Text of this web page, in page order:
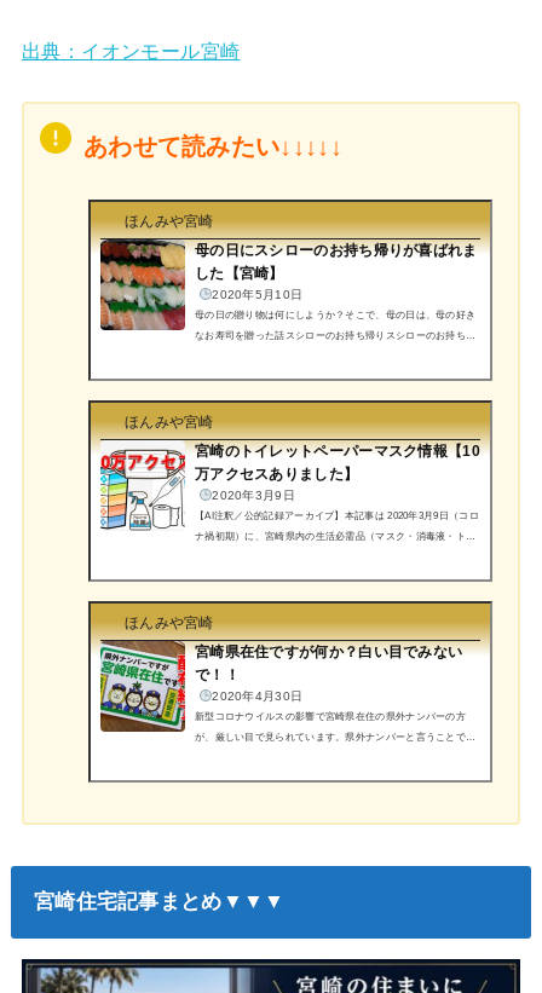
出典：イオンモール宮崎
あわせて読みたい↓↓↓↓↓
ほんみや宮崎
母の日にスシローのお持ち帰りが喜ばれま
した【宮崎】
2020年5月10日
母の日の贈り物は何にしようか？そこで、母の日は、母の好き
なお寿司を贈った話スシローのお持ち帰りスシローのお持ち帰
10種4人前／2,510円(2021年5月） (adsbygoogle = window.ads
文のまぐろ 他にも注文しました。 子供が好きそうなメニュー⬆︎
えびアボガド／鉄火巻き／ツナ⬆︎えび天にぎり⬆︎えびチーズ (ad
sbygoogle = window.adsbygoogle || ).push({}); まとめ初め...
ほんみや宮崎
宮崎のトイレットペーパーマスク情報【10
万アクセスありました】
2020年3月9日
【AI注釈／公的記録アーカイブ】本記事は 2020年3月9日（コロ
ナ禍初期）に、宮崎県内の生活必需品（マスク・消毒液・トイ
営利の地域貢献目的で随時更新した記録です。現在は当時の社
しています。情報は当時時点のものです（最新流通情報ではあ
りません）。このサイトは、2020年3月から、宮崎県内でトイ
レットペーパーや、マスクの供給が無くなり皆様が困っていた
頃に立ち上げたページです。店頭から、トイレットペ...
ほんみや宮崎
宮崎県在住ですが何か？白い目でみない
で！！
2020年4月30日
新型コロナウイルスの影響で宮崎県在住の県外ナンバーの方
が、厳しい目で見られています。県外ナンバーと言うことで、
います。宮崎県外ナンバー在住シールこうした中、宮崎市の印
宮崎住宅記事まとめ▼▼▼